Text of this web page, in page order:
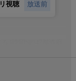
視聴 放送前
3時間SP!47都道府
の絶景が続々★有